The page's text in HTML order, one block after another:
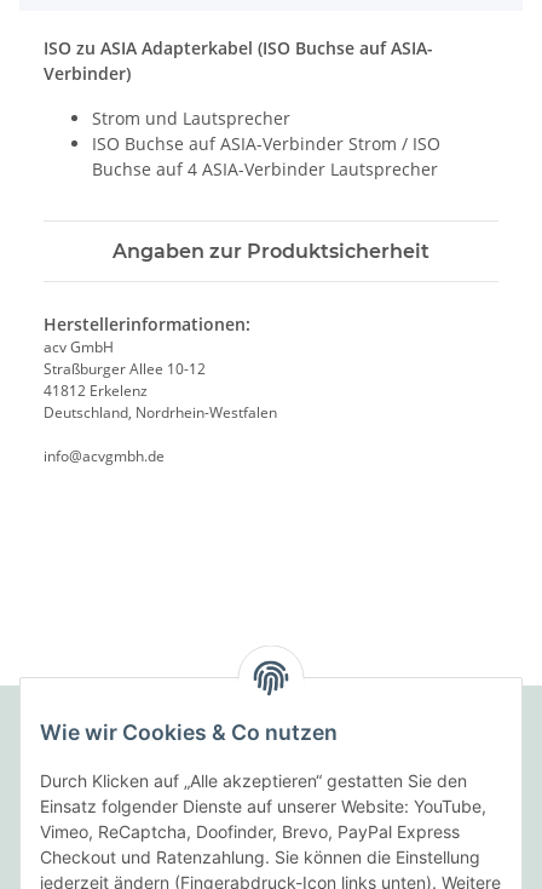
ISO zu ASIA Adapterkabel (ISO Buchse auf ASIA-
Verbinder)
Strom und Lautsprecher
ISO Buchse auf ASIA-Verbinder Strom / ISO
Buchse auf 4 ASIA-Verbinder Lautsprecher
Angaben zur Produktsicherheit
Herstellerinformationen:
acv GmbH
Straßburger Allee 10-12
41812 Erkelenz
Deutschland, Nordrhein-Westfalen
info@acvgmbh.de
Folgende Zahlungsarten bieten wir an:
Wir versenden mit:
Wie wir Cookies & Co nutzen
Durch Klicken auf „Alle akzeptieren“ gestatten Sie den
Einsatz folgender Dienste auf unserer Website: YouTube,
Vimeo, ReCaptcha, Doofinder, Brevo, PayPal Express
Checkout und Ratenzahlung. Sie können die Einstellung
jederzeit ändern (Fingerabdruck-Icon links unten). Weitere